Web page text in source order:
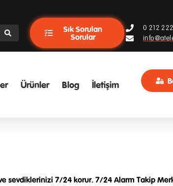
Sık Sorulan
Sorular
0 212
Ürünler Blog İletişim
sevdiklerinizi 7/24 korur. 7/24 Alarm Takip